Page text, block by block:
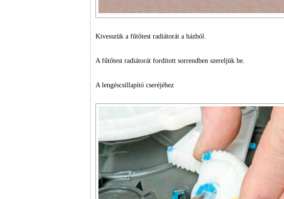
Kivesszük a fűtőtest radiátorát a házból.
A fűtőtest radiátorát fordított sorrendben szereljük be.
A lengéscsillapító cseréjéhez